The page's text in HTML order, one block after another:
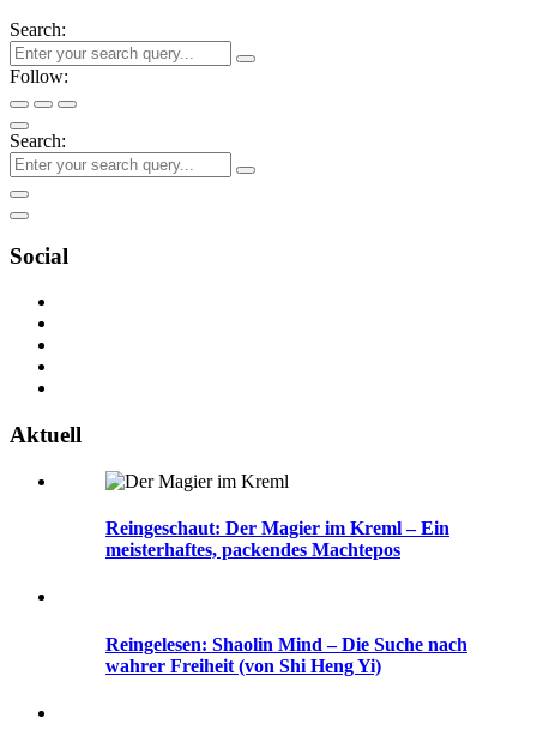
Search:
Follow:
Search:
Social
Aktuell
Reingeschaut: Der Magier im Kreml – Ein
meisterhaftes, packendes Machtepos
Reingelesen: Shaolin Mind – Die Suche nach
wahrer Freiheit (von Shi Heng Yi)